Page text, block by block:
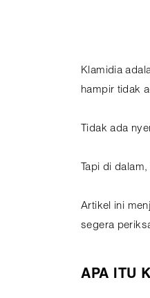
Klamidia
hampir tidak
Tidak ada
Tapi di
Artikel ini
segera
APA ITU